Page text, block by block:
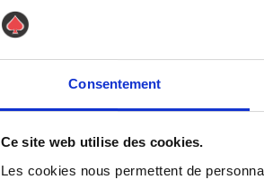
Consentement
Ce site web utilise des cookies.
Les cookies nous permettent de